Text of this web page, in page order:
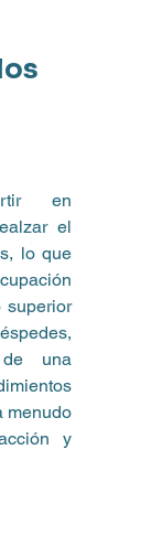
en
el
lo que
superior
una
menudo
y